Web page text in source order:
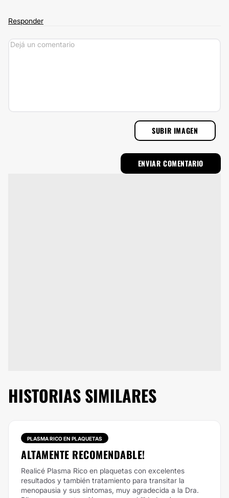
Responder
SUBIR IMAGEN
HISTORIAS SIMILARES
PLASMA RICO EN PLAQUETAS
ALTAMENTE RECOMENDABLE!
Realicé Plasma Rico en plaquetas con excelentes
resultados y también tratamiento para transitar la
menopausia y sus sintomas, muy agradecida a la Dra.